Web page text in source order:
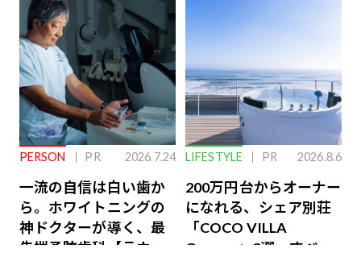
PERSON PR 2026.7.24
一流の自信は白い歯か
ら。ホワイトニングの
神ドクターが導く、最
先端予防歯科【ラウン
LIFESTYLE PR 2026.8.6
200万円台からオーナー
になれる、シェア別荘
「COCO VILLA
Owners」3選。すべて